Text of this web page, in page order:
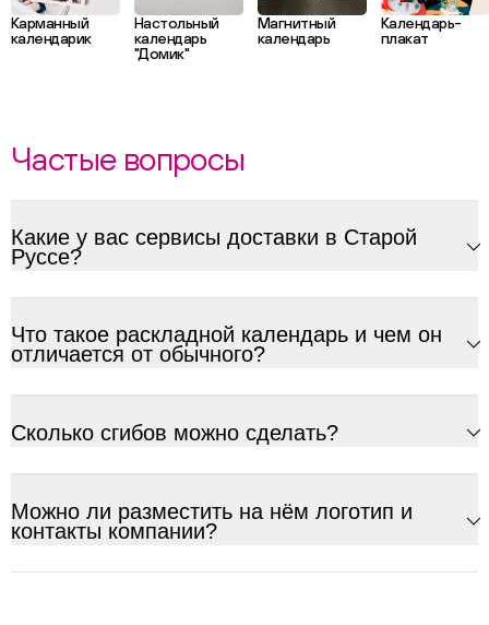
Карманный
календарик
Настольный
календарь
"Домик"
Магнитный
календарь
Календарь-
плакат
Частые вопросы
Какие у вас сервисы доставки в Старой
Руссе?
Что такое раскладной календарь и чем он
отличается от обычного?
Сколько сгибов можно сделать?
Можно ли разместить на нём логотип и
контакты компании?